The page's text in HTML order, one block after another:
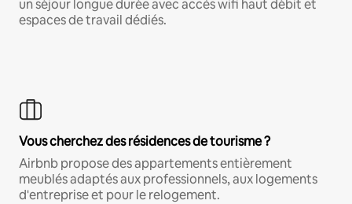
un séjour longue durée avec accès wifi haut débit et
espaces de travail dédiés.
Vous cherchez des résidences de tourisme ?
Airbnb propose des appartements entièrement
meublés adaptés aux professionnels, aux logements
d'entreprise et pour le relogement.